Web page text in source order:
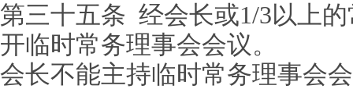
第三十五条 经会长或1/3以上
开临时常务理事会会议。
会长不能主持临时常务理事会